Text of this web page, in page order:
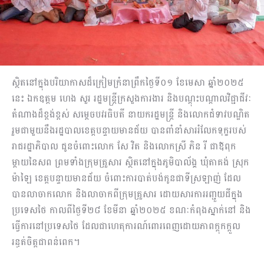
ស្ថិតនៅក្នុងបរិយាកាសដ៏ក្រៀមក្រំនាព្រឹកថ្ងៃទី០១ ខែមេសា ឆ្នាំ២០២៥
នេះ ឯកឧត្តម ហេង សួរ រដ្ឋមន្ត្រីក្រសួងការងារ និងបណ្តុះបណ្តាលវិជ្ជាជីវៈ
តំណាងដ៏ខ្ពង់ខ្ពស់ សម្តេចបវរធិបតី នាយករដ្ឋមន្ត្រី និងលោកជំទាវបណ្ឌិត
រួមជាមួយនឹងរដ្ឋបាលខេត្តបន្ទាយមានជ័យ បានពាំនាំសាររំលែកទុក្ខរបស់
រាជរដ្ឋាភិបាល ជូនចំពោះលោក សែ វិត និងលោកស្រី ភិន រី ជាឪពុក
ម្តាយនៃសព ព្រមទាំងក្រុមគ្រួសារ ស្ថិតនៅក្នុងភូមិបាល័ង្គ ឃុំតាគង់ ស្រុក
ម៉ាឡៃ ខេត្តបន្ទាយមានជ័យ ចំពោះការបាត់បង់កូនជាទីស្រឡាញ់ ដែល
បានលាចាកលោក និងលាចាកពីក្រុមគ្រួសារ ដោយសារការរញ្ជួយដីក្នុង
ប្រទេសថៃ កាលពីថ្ងៃទី២៨ ខែមីនា ឆ្នាំ២០២៥ ខណៈកំពុងស្នាក់នៅ និង
ធ្វើការនៅប្រទេសថៃ ដែលជាហេតុការណ៍ពោរពេញដោយភាពក្តុកក្តួល
រន្ធត់ចិត្តជាពន់ពេក។